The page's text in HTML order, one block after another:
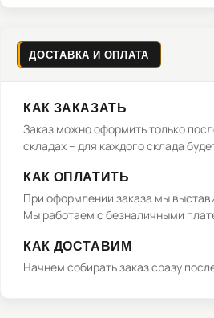
ДОСТАВКА И ОПЛАТА
КАК ЗАКАЗАТЬ
Заказ можно оформить только
складах – для каждого склада
КАК ОПЛАТИТЬ
При оформлении заказа мы
Мы работаем с безналичными
КАК ДОСТАВИМ
Начнем собирать заказ сразу